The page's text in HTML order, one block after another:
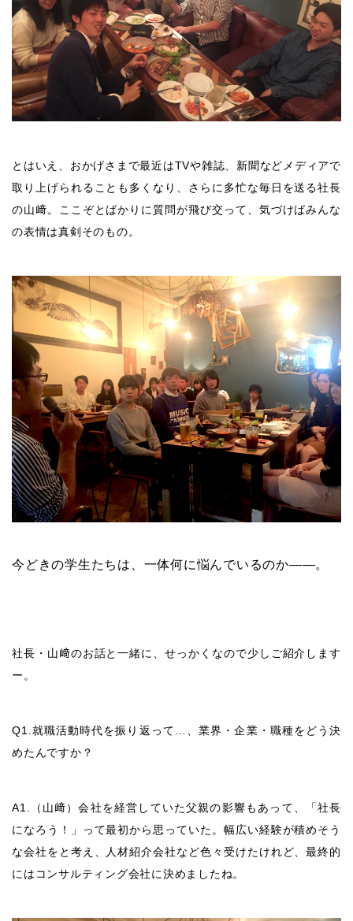
とはいえ、おかげさまで最近はTVや雑誌、新聞などメディアで
取り上げられることも多くなり、さらに多忙な毎日を送る社長
の山﨑。ここぞとばかりに質問が飛び交って、気づけばみんな
の表情は真剣そのもの。
今どきの学生たちは、一体何に悩んでいるのか――。
社長・山﨑のお話と一緒に、せっかくなので少しご紹介します
ー。
Q1.就職活動時代を振り返って…、業界・企業・職種をどう決
めたんですか？
A1.（山﨑）会社を経営していた父親の影響もあって、「社長
になろう！」って最初から思っていた。幅広い経験が積めそう
な会社をと考え、人材紹介会社など色々受けたけれど、最終的
にはコンサルティング会社に決めましたね。